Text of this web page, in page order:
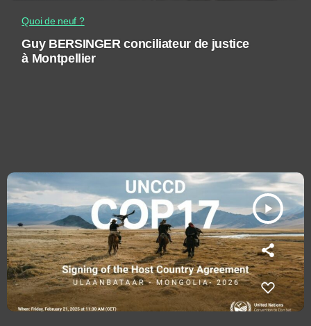
Quoi de neuf ?
Guy BERSINGER conciliateur de justice
à Montpellier
play_arrow